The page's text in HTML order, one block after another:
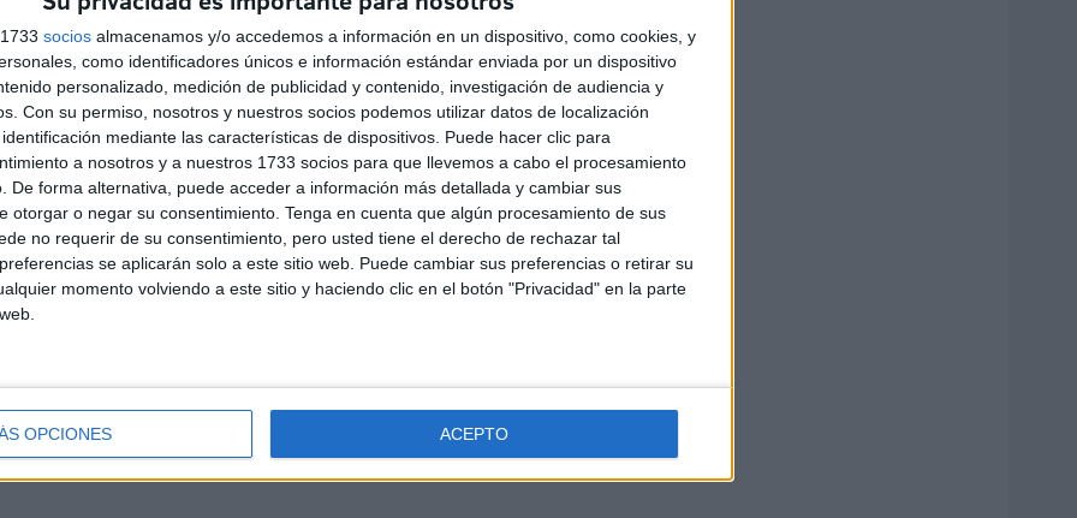
socios almacenamos y/o accedemos a información en un dispositivo, como cookies, y
como identificadores únicos e información estándar enviada por un dispositivo
personalizado, medición de publicidad y contenido, investigación de audiencia y
Con su permiso, nosotros y nuestros socios podemos utilizar datos de localización
mediante las características de dispositivos. Puede hacer clic para
a nosotros y a nuestros 1733 socios para que llevemos a cabo el procesamiento
De forma alternativa, puede acceder a información más detallada y cambiar sus
otorgar o negar su consentimiento. Tenga en cuenta que algún procesamiento de sus
no requerir de su consentimiento, pero usted tiene el derecho de rechazar tal
se aplicarán solo a este sitio web. Puede cambiar sus preferencias o retirar su
momento volviendo a este sitio y haciendo clic en el botón "Privacidad" en la parte
OPCIONES ACEPTO
deben esperar más.Hasta el 5 de mayo no se
se debe presentar una solicitud de cita del 3 de
la posibilidad de hacer la declaración de
método, se puede pedir cita previa entre el 26 de
para presentarla es el 30 de junio.
teléfono como presencialmente, concierte
números de teléfono: 901 12 12 24 / 91 535 73 26